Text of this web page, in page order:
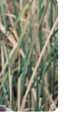
Sensor
atau